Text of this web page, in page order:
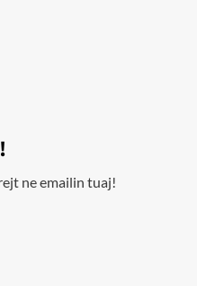
ne emailin tuaj!